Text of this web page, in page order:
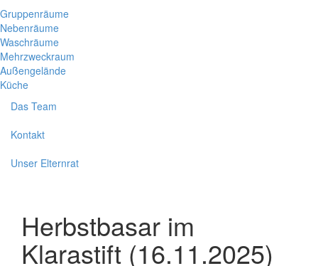
Gruppenräume
Nebenräume
Waschräume
Mehrzweckraum
Außengelände
Küche
Das Team
Kontakt
Unser Elternrat
Herbstbasar im
Klarastift (16.11.2025)